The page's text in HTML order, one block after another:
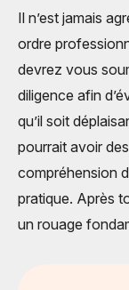
Il n’est jamais
ordre
devrez vous
diligence afin
qu’il soit
pourrait avoir
compréhension
pratique. Après
un rouage